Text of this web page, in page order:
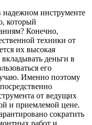
надежном инструменте
который
Конечно,
техники от
их высокая
деньги в
его
Именно поэтому
от ведущих
и приемлемой цене.
сократить
работ и